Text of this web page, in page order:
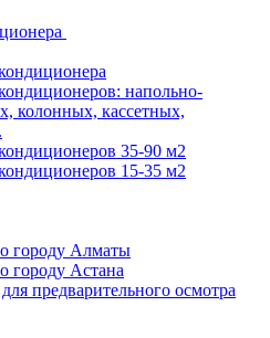
напольно-
колонных, кассетных,
35-90 м2
15-35 м2
городу Алматы
городу Астана
предварительного осмотра